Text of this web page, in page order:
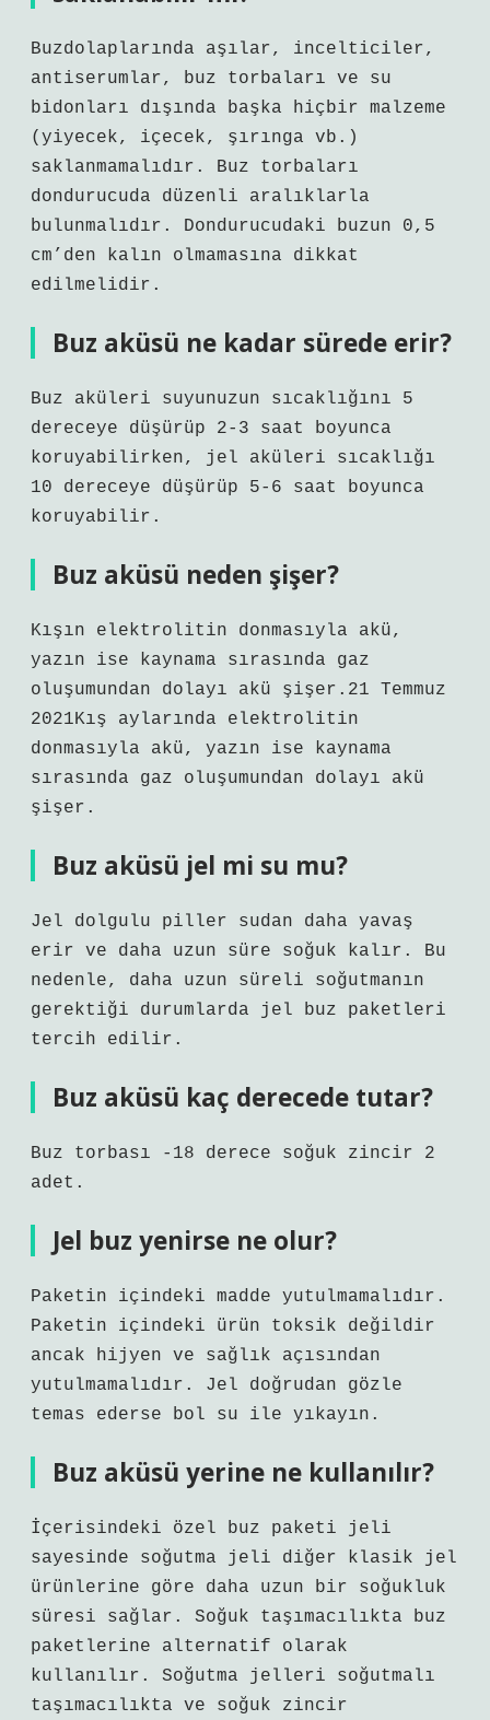
Buzdolaplarında aşılar, incelticiler,
antiserumlar, buz torbaları ve su
bidonları dışında başka hiçbir malzeme
(yiyecek, içecek, şırınga vb.)
saklanmamalıdır. Buz torbaları
dondurucuda düzenli aralıklarla
bulunmalıdır. Dondurucudaki buzun 0,5
cm’den kalın olmamasına dikkat
edilmelidir.
Buz aküsü ne kadar sürede erir?
Buz aküleri suyunuzun sıcaklığını 5
dereceye düşürüp 2-3 saat boyunca
koruyabilirken, jel aküleri sıcaklığı
10 dereceye düşürüp 5-6 saat boyunca
koruyabilir.
Buz aküsü neden şişer?
Kışın elektrolitin donmasıyla akü,
yazın ise kaynama sırasında gaz
oluşumundan dolayı akü şişer.21 Temmuz
2021Kış aylarında elektrolitin
donmasıyla akü, yazın ise kaynama
sırasında gaz oluşumundan dolayı akü
şişer.
Buz aküsü jel mi su mu?
Jel dolgulu piller sudan daha yavaş
erir ve daha uzun süre soğuk kalır. Bu
nedenle, daha uzun süreli soğutmanın
gerektiği durumlarda jel buz paketleri
tercih edilir.
Buz aküsü kaç derecede tutar?
Buz torbası -18 derece soğuk zincir 2
adet.
Jel buz yenirse ne olur?
Paketin içindeki madde yutulmamalıdır.
Paketin içindeki ürün toksik değildir
ancak hijyen ve sağlık açısından
yutulmamalıdır. Jel doğrudan gözle
temas ederse bol su ile yıkayın.
Buz aküsü yerine ne kullanılır?
İçerisindeki özel buz paketi jeli
sayesinde soğutma jeli diğer klasik jel
ürünlerine göre daha uzun bir soğukluk
süresi sağlar. Soğuk taşımacılıkta buz
paketlerine alternatif olarak
kullanılır. Soğutma jelleri soğutmalı
taşımacılıkta ve soğuk zincir